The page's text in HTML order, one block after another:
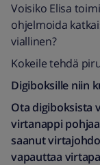
Voisiko Elisa
ohjelmoida
viallinen?
Kokeile tehdä
Digiboksille niin
Ota digiboksista
virtanappi
saanut
vapauttaa